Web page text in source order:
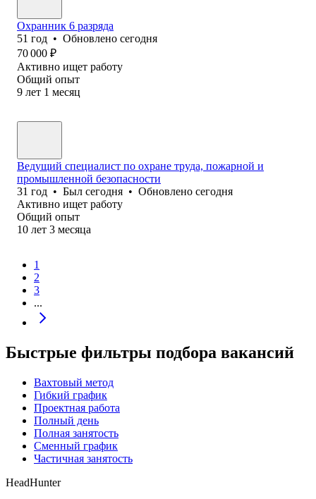
Охранник 6 разряда
51 год • Обновлено сегодня
70 000 ₽
Активно ищет работу
Общий опыт
9 лет 1 месяц
Ведущий специалист по охране труда, пожарной и
промышленной безопасности
31 год • Был сегодня • Обновлено сегодня
Активно ищет работу
Общий опыт
10 лет 3 месяца
1
2
3
...
Быстрые фильтры подбора вакансий
Вахтовый метод
Гибкий график
Проектная работа
Полный день
Полная занятость
Сменный график
Частичная занятость
HeadHunter